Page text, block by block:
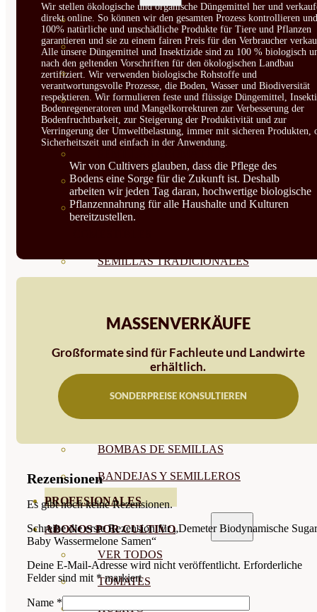
VER TODAS
BIODINÁMICAS DEMETER
HORTALIZA FRUTO
SEMILLAS HORTALIZA DE
HOJA
SEMILLAS FLORES
SEMILLAS FLORES
SEMILLAS TRADICIONALES
SEMILLAS RAÍZ
MICROGREEN
CUBIERTAS VEGETALES
TIRAS DE SEMILLAS
BOMBAS DE SEMILLAS
BANDEJAS Y SEMILLEROS
PROFESIONALES
ABONOS POR CULTIVO
VER TODOS
TOMATES
HUERTO
Wir stellen ökologische und organische Düngemittel her und
direkt online. So können wir den gesamten Prozess kontrollieren und
100% natürliche und unschädliche Produkte für Tiere und Pflanzen
garantieren und sie zu einem fairen Preis für den Verbraucher
Alle unsere Düngemittel und Insektizide sind zu 100 % biologisch
nach den geltenden Vorschriften für den ökologischen Landbau
zertifiziert. Wir verwenden biologische Rohstoffe und
verantwortungsvolle Prozesse, die Boden, Wasser und Biodiversität
respektieren. Wir formulieren feste und flüssige Düngemittel,
Bodenregeneratoren und Mangelkorrekturen zur Verbesserung der
Bodenfruchtbarkeit, zur Steigerung der Produktivität und zur
Verringerung der Umweltbelastung, immer mit sicheren Produkten,
Sicherheitszeit und einfach in der Anwendung.
Wir von Cultivers glauben, dass die Pflege des
Bodens eine Sorge für die Zukunft ist. Deshalb
arbeiten wir jeden Tag daran, hochwertige biologische
Pflanzennahrung für alle Haushalte und Kulturen
bereitzustellen.
MASSENVERKÄUFE
Großformate sind für Fachleute und Landwirte
erhältlich.
SONDERPREISE KONSULTIEREN
Rezensionen
Es gibt noch keine Rezensionen.
Schreibe die erste Rezension für „Demeter Biodynamische Sugar
Baby Wassermelone Samen“
Deine E-Mail-Adresse wird nicht veröffentlicht. Erforderliche
Felder sind mit *markiert
Name *